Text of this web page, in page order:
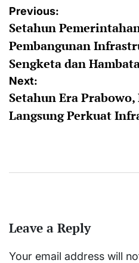
Post
navigation
Previous:
Setahun
Pembangunan
Sengketa dan
Next:
Setahun Era
Langsung Perkuat
Leave a Reply
Your email address will